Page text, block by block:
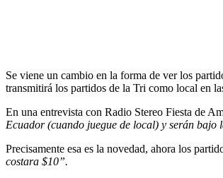
Se viene un cambio en la forma de ver los
transmitirá los partidos de la Tri como local en
En una entrevista con Radio Stereo Fiesta de
Ecuador (cuando juegue de local) y serán
Precisamente esa es la novedad, ahora los
costara $10”.